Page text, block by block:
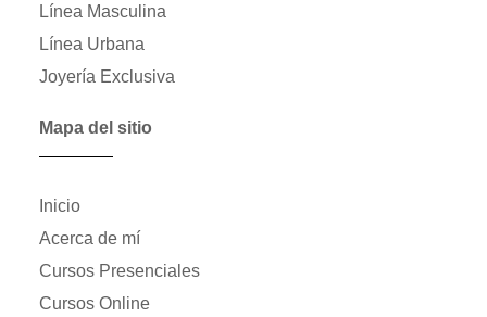
Línea Masculina
Línea Urbana
Joyería Exclusiva
Mapa del sitio
Inicio
Acerca de mí
Cursos Presenciales
Cursos Online